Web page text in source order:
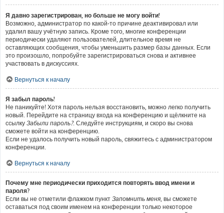
Я давно зарегистрирован, но больше не могу войти!
Возможно, администратор по какой-то причине деактивировал или
удалил вашу учётную запись. Кроме того, многие конференции
периодически удаляют пользователей, длительное время не
оставляющих сообщения, чтобы уменьшить размер базы данных. Если
это произошло, попробуйте зарегистрироваться снова и активнее
участвовать в дискуссиях.
Вернуться к началу
Я забыл пароль!
Не паникуйте! Хотя пароль нельзя восстановить, можно легко получить
новый. Перейдите на страницу входа на конференцию и щёлкните на
ссылку Забыли пароль?. Следуйте инструкциям, и скоро вы снова
сможете войти на конференцию.
Если не удалось получить новый пароль, свяжитесь с администратором
конференции.
Вернуться к началу
Почему мне периодически приходится повторять ввод имени и
пароля?
Если вы не отметили флажком пункт Запомнить меня, вы сможете
оставаться под своим именем на конференции только некоторое